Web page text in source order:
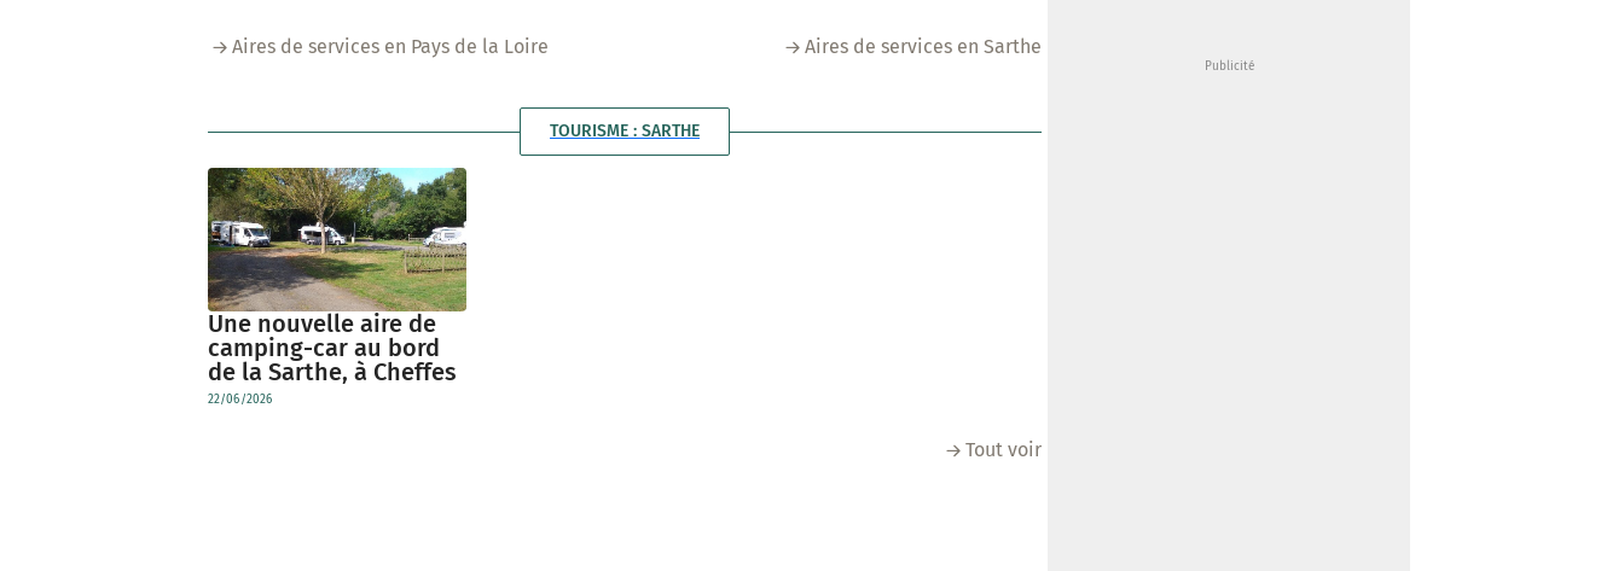
Aires de services en Pays de la Loire Aires de services en Sarthe
TOURISME : SARTHE
Une nouvelle aire de
camping-car au bord
de la Sarthe, à Cheffes
22/06/2026
Tout voir